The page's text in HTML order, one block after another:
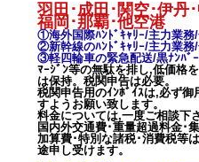
羽田･成田･関空･伊丹･
福岡･那覇･他空港
①海外国際ﾊﾝﾄﾞｷｬﾘｰ/主力業務
②新幹線のﾊﾝﾄﾞｷｬﾘｰ/主力業務
③軽四輪車の緊急配送/黒ﾅﾝﾊﾞ
ﾏｰｼﾞﾝ等の無駄を排し,低価格
は保持。税関申告は必要。
税関申告用のｲﾝﾎﾞｲｽは,必ず御
すようお願い致します。
料金については,一度ご相談下
国内外交通費･重量超過料金･
加算費･特別な諸税･消費税等
途申し受けます。